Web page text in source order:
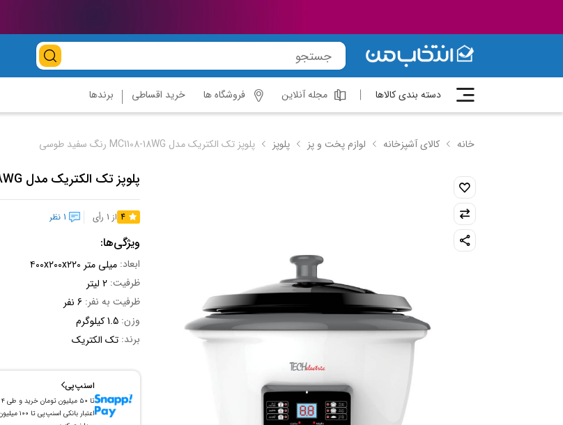
دسته بندی کالاها مجله آنلاین فروشگاه ها خرید اقساطی برندها
خانه کالای آشپزخانه لوازم پخت و پز پلوپز پلو‌پز تک الکتریک مدل MC1108-18WG رنگ سفید‌ طوسی
پلو‌پز تک الکتریک مدل MC1108-18WG رنگ سفید‌ طوسی
4 از 1 رأی 1 نظر
ویژگی‌ها:
ابعاد: ۴۰۰x۲۰۰x۲۲۰ میلی متر
ظرفیت: 2 لیتر
ظرفیت به نفر: 6 نفر
وزن: 1.5 کیلوگرم
برند: تک الکتریک
اسنپ‌پی